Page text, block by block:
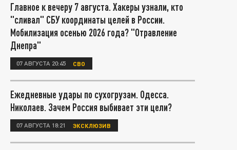
Главное к вечеру 7 августа. Хакеры узнали, кто
"сливал" СБУ координаты целей в России.
Мобилизация осенью 2026 года? "Отравление
Днепра"
07 АВГУСТА 20:45 СВО
Ежедневные удары по сухогрузам. Одесса.
Николаев. Зачем Россия выбивает эти цели?
07 АВГУСТА 18:21 ЭКСКЛЮЗИВ